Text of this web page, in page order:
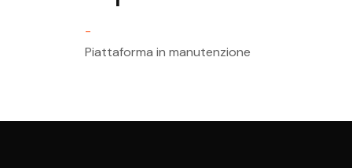
-
Piattaforma in manutenzione